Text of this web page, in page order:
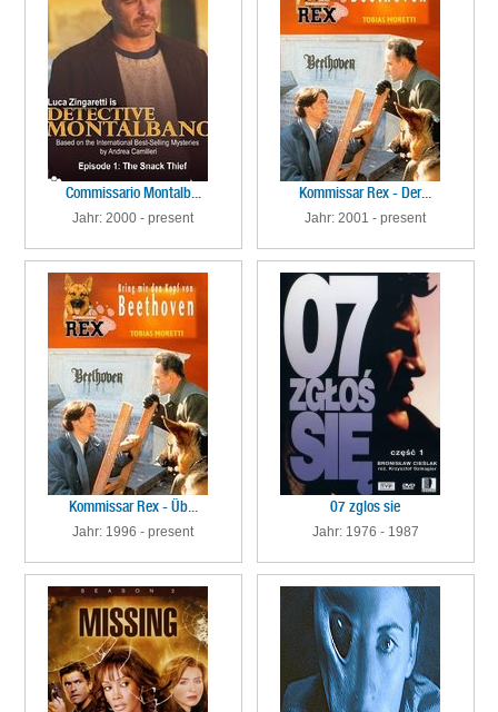
Commissario Montalb...
Jahr: 2000 - present
Kommissar Rex - Der...
Jahr: 2001 - present
Kommissar Rex - Üb...
Jahr: 1996 - present
07 zglos sie
Jahr: 1976 - 1987